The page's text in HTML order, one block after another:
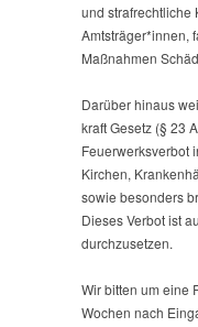
und strafrechtliche
Amtsträger*innen,
Maßnahmen
Darüber hinaus
kraft Gesetz (§ 23
Feuerwerksverbot
Kirchen,
sowie besonders
Dieses Verbot ist
durchzusetzen.
Wir bitten um eine
Wochen nach